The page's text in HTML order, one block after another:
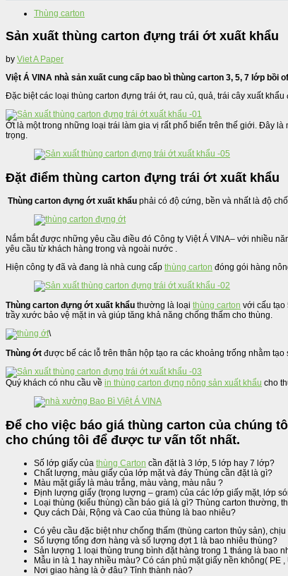
Thùng carton
Sản xuất thùng carton đựng trái ớt xuất khẩu
by Viet A Paper
Việt Á VINA nhà sản xuất cung cấp bao bì thùng carton 3, 5, 7 lớp bồi
Đặc biệt các loại thùng carton đựng trái ớt, rau củ, quả, trái cây xuất
Ớt là một trong những loại trái làm gia vị rất phổ biến trên thế giới. Đây
trọng.
Đặt điểm thùng carton đựng trái ớt xuất khẩu
Thùng carton đựng ớt xuất khẩu phải có độ cứng, bền và nhất là độ
Nắm bắt được những yêu cầu điều đó Công ty Việt Á VINA– với nhiều
yêu cầu từ khách hàng trong và ngoài nước .
Hiện công ty đã và đang là nhà cung cấp thùng carton đóng gói hàng
Thùng carton đựng ớt xuất khẩu thường là loại thùng carton với cấu tạo
trầy xước bảo vệ mặt in và giúp tăng khả năng chống thấm cho thùng.
\
Thùng ớt được bế các lỗ trên thân hộp tạo ra các khoảng trống nhằm
Quý khách có nhu cầu về in thùng carton đựng nông sản xuất khẩu cho
Để cho việc báo giá thùng carton của chúng
cho chúng tôi để được tư vấn tốt nhất.
Số lớp giấy của thùng Carton cần đặt là 3 lớp, 5 lớp hay 7 lớp?
Chất lượng, màu giấy của lớp mặt và đáy Thùng cần đặt là gì?
Màu mặt giấy là màu trắng, màu vàng, màu nâu ?
Định lượng giấy (trọng lượng – gram) của các lớp giấy mặt, lớp
Loại thùng (kiểu thùng) cần báo giá là gì? Thùng carton thường,
Quy cách Dài, Rộng và Cao của thùng là bao nhiêu?
Có yêu cầu đặc biệt như chống thấm (thùng carton thủy sản),
Số lượng tổng đơn hàng và số lượng đợt 1 là bao nhiêu thùng?
Sản lượng 1 loại thùng trung bình đặt hàng trong 1 tháng là bao
Mẫu in là 1 hay nhiều màu? Có cán phủ mặt giấy nền không( PE ,
Nơi giao hàng là ở đâu? Tỉnh thành nào?